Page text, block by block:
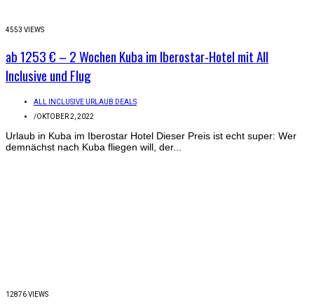
4553 VIEWS
ab 1253 € – 2 Wochen Kuba im Iberostar-Hotel mit All
Inclusive und Flug
ALL INCLUSIVE URLAUB DEALS
/OKTOBER 2, 2022
Urlaub in Kuba im Iberostar Hotel Dieser Preis ist echt super: Wer
demnächst nach Kuba fliegen will, der...
12876 VIEWS